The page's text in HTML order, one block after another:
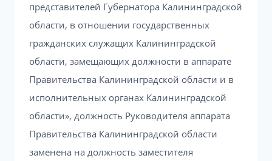
представителей Губернатора Калининградской
области, в отношении государственных
гражданских служащих Калининградской
области, замещающих должности в аппарате
Правительства Калининградской области и в
исполнительных органах Калининградской
области», должность Руководителя аппарата
Правительства Калининградской области
заменена на должность заместителя